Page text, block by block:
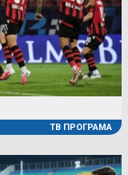
ТВ ПРОГРАМА